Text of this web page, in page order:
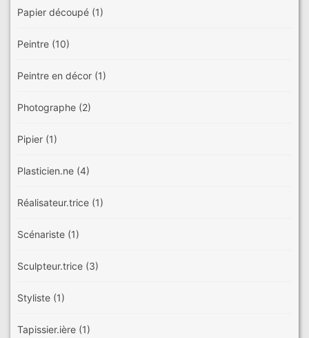
Papier découpé (1)
Peintre (10)
Peintre en décor (1)
Photographe (2)
Pipier (1)
Plasticien.ne (4)
Réalisateur.trice (1)
Scénariste (1)
Sculpteur.trice (3)
Styliste (1)
Tapissier.ière (1)